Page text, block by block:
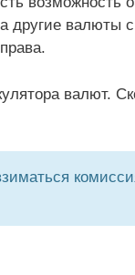
другие
валют.